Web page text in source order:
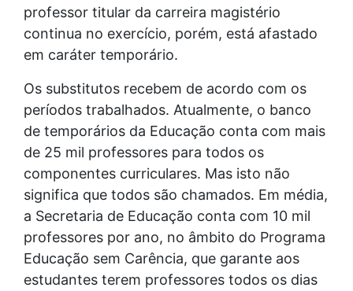
professor titular da carreira magistério
continua no exercício, porém, está afastado
em caráter temporário.
Os substitutos recebem de acordo com os
períodos trabalhados. Atualmente, o banco
de temporários da Educação conta com mais
de 25 mil professores para todos os
componentes curriculares. Mas isto não
significa que todos são chamados. Em média,
a Secretaria de Educação conta com 10 mil
professores por ano, no âmbito do Programa
Educação sem Carência, que garante aos
estudantes terem professores todos os dias